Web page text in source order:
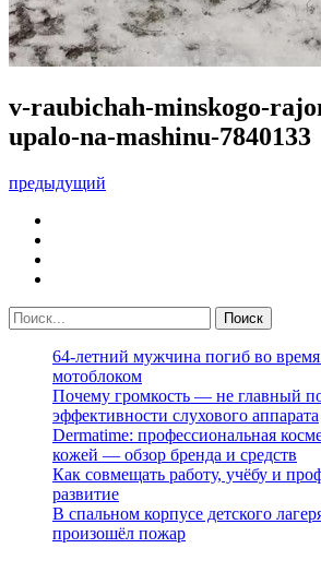
v-raubichah-minskogo-
upalo-na-mashinu-7840133
предыдущий
64-летний мужчина погиб во
мотоблоком
Почему громкость — не главный
эффективности слухового аппарата
Dermatime: профессиональная
кожей — обзор бренда и средств
Как совмещать работу, учёбу и
развитие
В спальном корпусе детского
произошёл пожар